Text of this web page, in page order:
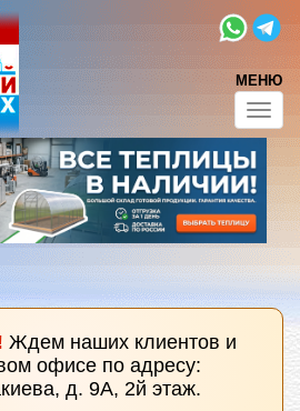
МЕНЮ
Ждем наших клиентов и
офисе по адресу:
д. 9А, 2й этаж.